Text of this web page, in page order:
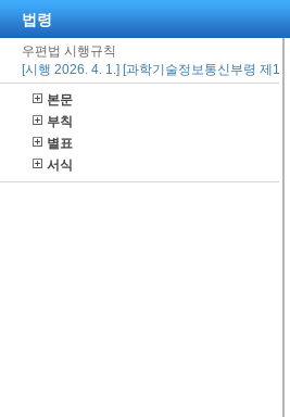
법령
우편법 시행규칙
[시행 2026. 4. 1.] [과학기술정보통신부령 제
본문
부칙
별표
서식